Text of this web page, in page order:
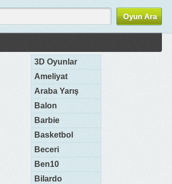
3D Oyunlar
Ameliyat
Araba Yarış
Balon
Barbie
Basketbol
Beceri
Ben10
Bilardo